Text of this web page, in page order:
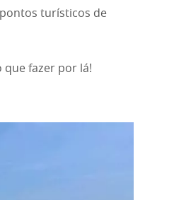
turísticos de
que fazer por lá!